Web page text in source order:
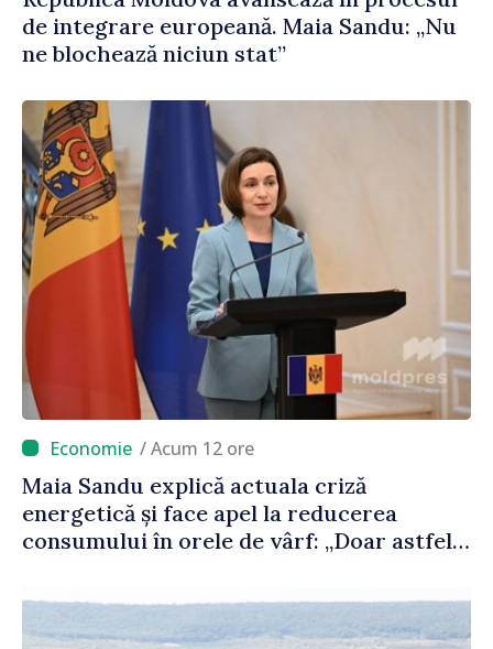
de integrare europeană. Maia Sandu: „Nu
ne blochează niciun stat”
/ Acum 12 ore
Maia Sandu explică actuala criză
energetică și face apel la reducerea
consumului în orele de vârf: „Doar astfel
mic”